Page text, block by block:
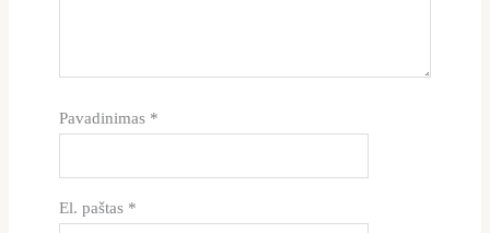
Pavadinimas *
El. paštas *